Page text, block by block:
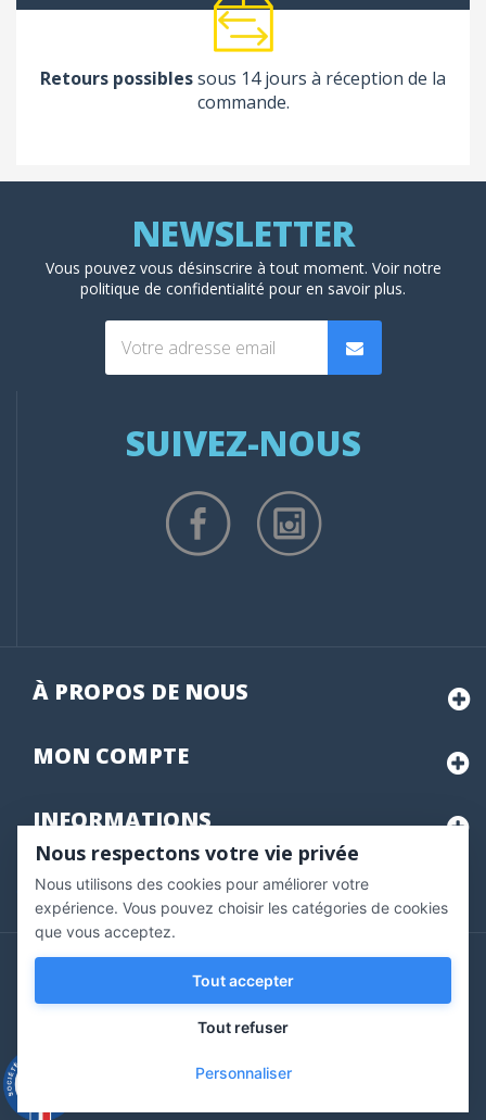
Retours possiblessous 14 jours à réception de la
commande.
Vous pouvez vous désinscrire à tout moment. Voir notre
politique de confidentialité pour en savoir plus.
SUIVEZ-NOUS
À PROPOS DE NOUS
MON COMPTE
INFORMATIONS
Marchand approuvé par la Société des Avis Garantis,
pour vérifier .
Copyright © 2020 Vernazobres Grego - tous droits
réservés.
Nous respectons votre vie privée
Nous utilisons des cookies pour améliorer votre
expérience. Vous pouvez choisir les catégories de cookies
que vous acceptez.
Tout accepter
Tout refuser
Personnaliser